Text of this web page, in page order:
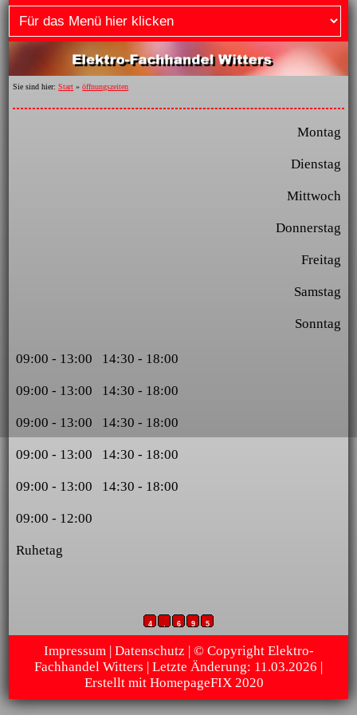
Sie sind hier:Start »öffnungszeiten
Montag
Dienstag
Mittwoch
Donnerstag
Freitag
Samstag
Sonntag
09:00 - 13:00 14:30 - 18:00
09:00 - 13:00 14:30 - 18:00
09:00 - 13:00 14:30 - 18:00
09:00 - 13:00 14:30 - 18:00
09:00 - 13:00 14:30 - 18:00
09:00 - 12:00
Ruhetag
4 6 9 5
Impressum | Datenschutz | © Copyright Elektro-
Fachhandel Witters | Letzte Änderung: 11.03.2026 |
Erstellt mit HomepageFIX 2020